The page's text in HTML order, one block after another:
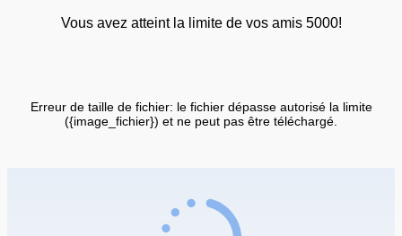
Vous avez atteint la limite de vos amis 5000!
Erreur de taille de fichier: le fichier dépasse autorisé la limite
({image_fichier}) et ne peut pas être téléchargé.